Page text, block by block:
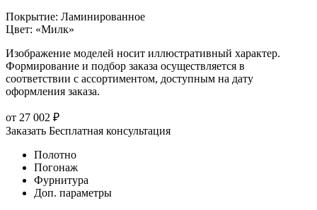
Покрытие: Ламинированное
Цвет: «Милк»
Изображение моделей носит иллюстративный характер.
Формирование и подбор заказа осуществляется в
соответствии с ассортиментом, доступным на дату
оформления заказа.
от 27 002 ₽
Заказать Бесплатная консультация
Полотно
Погонаж
Фурнитура
Доп. параметры